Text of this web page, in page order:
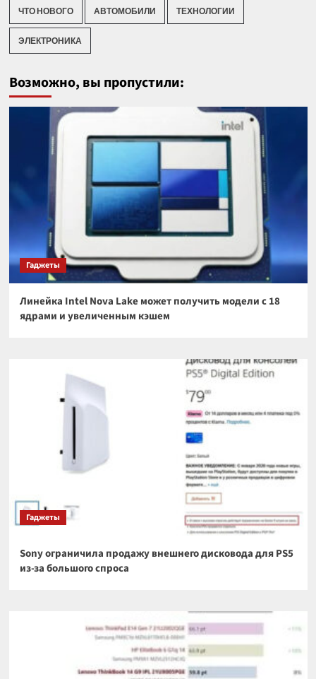
ЧТО НОВОГО АВТОМОБИЛИ ТЕХНОЛОГИИ
ЭЛЕКТРОНИКА
Возможно, вы пропустили:
Гаджеты
Линейка Intel Nova Lake может получить модели с 18
ядрами и увеличенным кэшем
Гаджеты
Sony ограничила продажу внешнего дисковода для PS5
из-за большого спроса